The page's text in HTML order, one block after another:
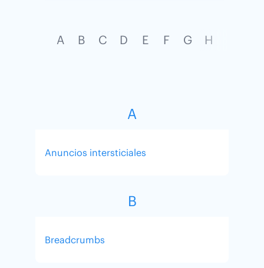
A B C D E F G H
A
Anuncios intersticiales
B
Breadcrumbs